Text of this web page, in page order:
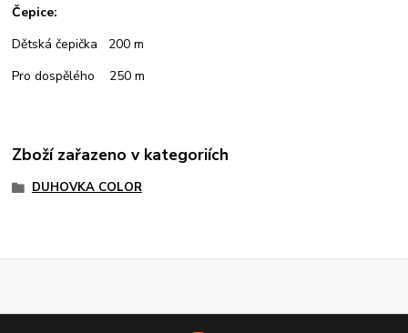
Čepice:
Dětská čepička 200 m
Pro dospělého 250 m
Zboží zařazeno v kategoriích
DUHOVKA COLOR